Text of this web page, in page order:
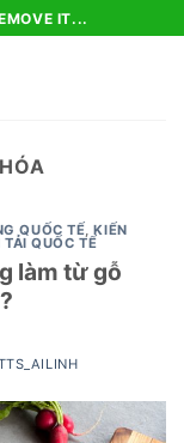
IT...
QUỐC TẾ,KIẾN
TẢI QUỐC TẾ
làm từ gỗ